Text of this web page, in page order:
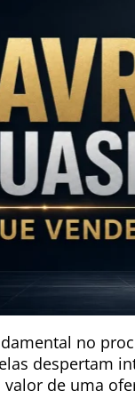
no
despertam
de uma